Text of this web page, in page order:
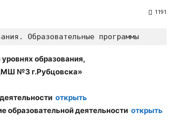
1191
Образовательные программы
образования,
№3 г.Рубцовска»
открыть
образовательной деятельности открыть